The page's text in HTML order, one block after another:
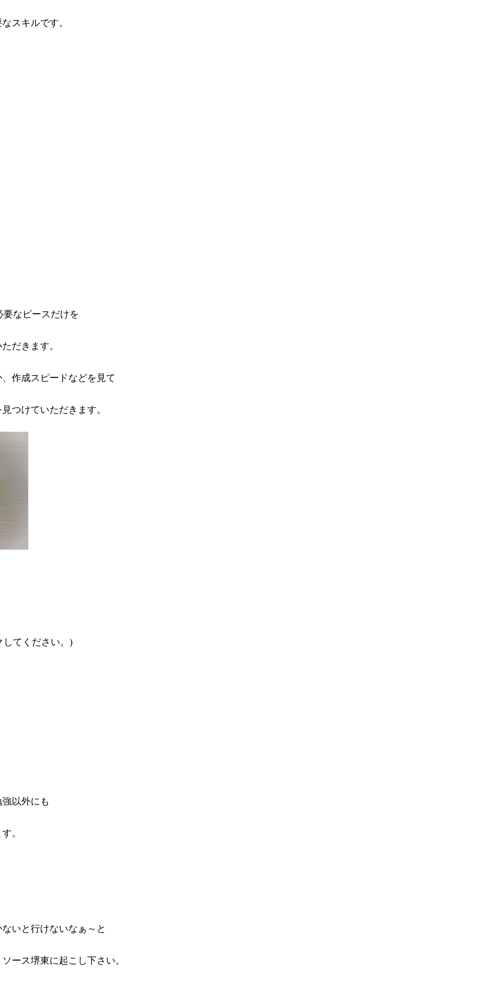
スキルです。
要なピースだけを
だきます。
作成スピードなどを見て
つけていただきます。
てください。 )
以外にも
。
いと行けないなぁ～と
ース堺東に起こし下さい。